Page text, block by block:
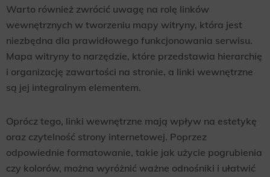
Warto również zwrócić uwagę na rolę linków
wewnętrznych w tworzeniu mapy witryny, która jest
niezbędna dla prawidłowego funkcjonowania serwisu.
Mapa witryny to narzędzie, które przedstawia hierarchię
i organizację zawartości na stronie, a linki wewnętrzne
są jej integralnym elementem.
Oprócz tego, linki wewnętrzne mają wpływ na estetykę
oraz czytelność strony internetowej. Poprzez
odpowiednie formatowanie, takie jak użycie pogrubienia
czy kolorów, można wyróżnić ważne odnośniki i ułatwić